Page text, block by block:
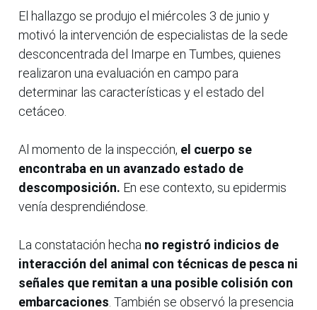
El hallazgo se produjo el miércoles 3 de junio y
motivó la intervención de especialistas de la sede
desconcentrada del Imarpe en Tumbes, quienes
realizaron una evaluación en campo para
determinar las características y el estado del
cetáceo.
Al momento de la inspección, el cuerpo se
encontraba en un avanzado estado de
descomposición. En ese contexto, su epidermis
venía desprendiéndose.
La constatación hecha no registró indicios de
interacción del animal con técnicas de pesca ni
señales que remitan a una posible colisión con
embarcaciones . También se observó la presencia